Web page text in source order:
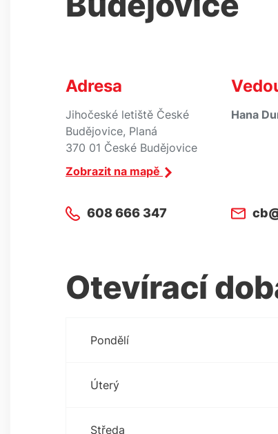
Adresa
Jihočeské letiště České
Budějovice, Planá
370 01 České Budějovice
Zobrazit na mapě
Hana
608 666 347
Otevírací
Pondělí
Úterý
Středa